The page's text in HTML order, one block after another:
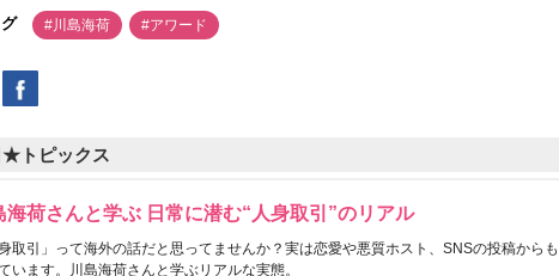
#川島海荷 #アワード
★トピックス
海荷さんと学ぶ 日常に潜む“人身取引”のリアル
身取引」って海外の話だと思ってませんか？実は恋愛や悪質ホスト、SNSの投稿からも
います。川島海荷さんと学ぶリアルな実態。